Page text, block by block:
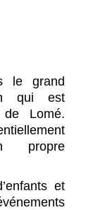
le grand
qui est
de Lomé.
propre
et